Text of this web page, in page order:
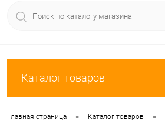
Каталог товаров
Главная страница • Каталог товаров •